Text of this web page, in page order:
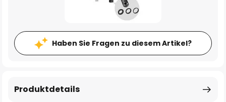
Haben Sie Fragen zu diesem Artikel?
Produktdetails